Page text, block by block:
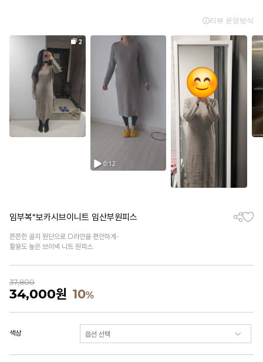
임부복*보카시브이니트 임산부원피스
쫀쫀한 골지 원단으로 D라인을 편안하게-
활용도 높은 브이넥 니트 원피스
37,800
34,000원 10%
색상